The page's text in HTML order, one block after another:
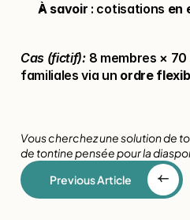
À savoir : cotisations en
Cas (fictif): 8 membres ×
familiales via un ordre
Vous cherchez une solution de
de tontine pensée pour la
Previous Article